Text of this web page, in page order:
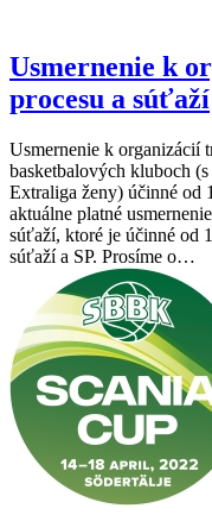
Usmernenie k
procesu a súťaží
Usmernenie k organizácií
basketbalových kluboch
Extraliga ženy) účinné od
aktuálne platné
súťaží, ktoré je účinné od
súťaží a SP. Prosíme o…